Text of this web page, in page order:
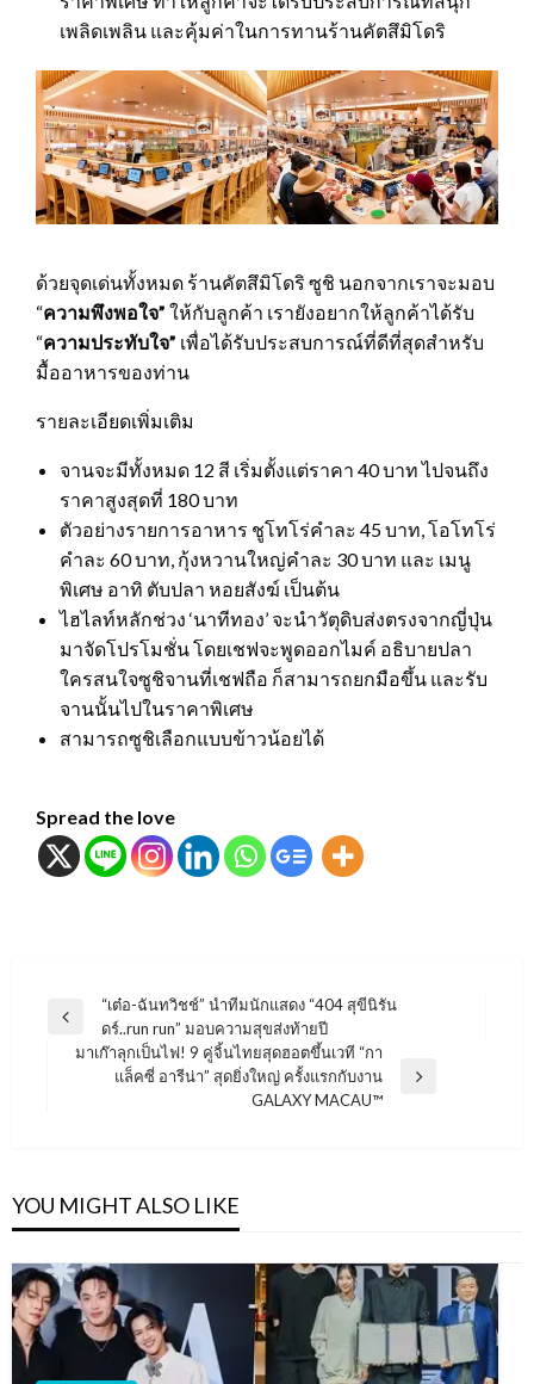
เพลิดเพลิน และคุ้มค่าในการทานร้านคัตสึมิโดริ
ด้วยจุดเด่นทั้งหมด ร้านคัตสึมิโดริ ซูชิ นอกจากเราจะมอบ
“ความพึงพอใจ” ให้กับลูกค้า เรายังอยากให้ลูกค้าได้รับ
“ความประทับใจ” เพื่อได้รับประสบการณ์ที่ดีที่สุดสำหรับ
มื้ออาหารของท่าน
รายละเอียดเพิ่มเติม
จานจะมีทั้งหมด 12 สี เริ่มตั้งแต่ราคา 40 บาท ไปจนถึง
ราคาสูงสุดที่ 180 บาท
ตัวอย่างรายการอาหาร ชูโทโร่คำละ 45 บาท, โอโทโร่
คำละ 60 บาท, กุ้งหวานใหญ่คำละ 30 บาท และ เมนู
พิเศษ อาทิ ตับปลา หอยสังฆ์ เป็นต้น
ไฮไลท์หลักช่วง ‘นาทีทอง’ จะนำวัตุดิบส่งตรงจากญี่ปุ่น
มาจัดโปรโมชั่น โดยเชฟจะพูดออกไมค์ อธิบายปลา
ใครสนใจซูชิจานที่เชฟถือ ก็สามารถยกมือขึ้น และรับ
จานนั้นไปในราคาพิเศษ
สามารถซูชิเลือกแบบข้าวน้อยได้
Spread the love
แนะแนว
Previous
Post
“เต๋อ-ฉันทวิชช์” นำทีมนักแสดง “404 สุขีนิรัน
ดร์..run run” มอบความสุขส่งท้ายปี
มาเก๊าลุกเป็นไฟ! 9 คู่จิ้นไทยสุดฮอตขึ้นเวที “กา
แล็คซี่ อารีน่า” สุดยิ่งใหญ่ ครั้งแรกกับงาน
GALAXY MACAU™
YOU MIGHT ALSO LIKE